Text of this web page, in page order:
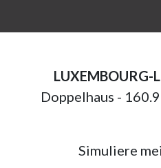
LUXEMBOURG-
Doppelhaus -
Simuliere